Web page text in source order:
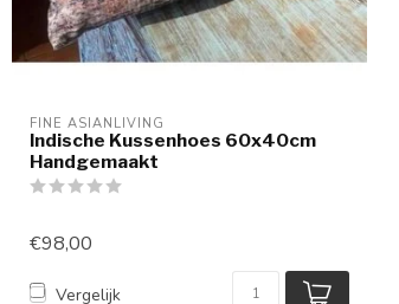
FINE ASIANLIVING
Indische Kussenhoes 60x40cm
Handgemaakt
€98,00
Vergelijk